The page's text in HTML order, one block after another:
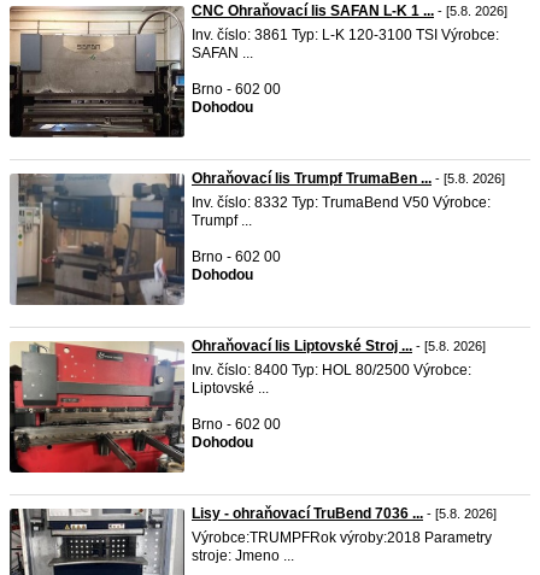
CNC Ohraňovací lis SAFAN L-K 1 ... - [5.8. 2026]
Inv. číslo: 3861 Typ: L-K 120-3100 TSI Výrobce:
SAFAN ...
Brno - 602 00
Dohodou
Ohraňovací lis Trumpf TrumaBen ... - [5.8. 2026]
Inv. číslo: 8332 Typ: TrumaBend V50 Výrobce:
Trumpf ...
Brno - 602 00
Dohodou
Ohraňovací lis Liptovské Stroj ... - [5.8. 2026]
Inv. číslo: 8400 Typ: HOL 80/2500 Výrobce:
Liptovské ...
Brno - 602 00
Dohodou
Lisy - ohraňovací TruBend 7036 ... - [5.8. 2026]
Výrobce:TRUMPFRok výroby:2018 Parametry
stroje: Jmeno ...